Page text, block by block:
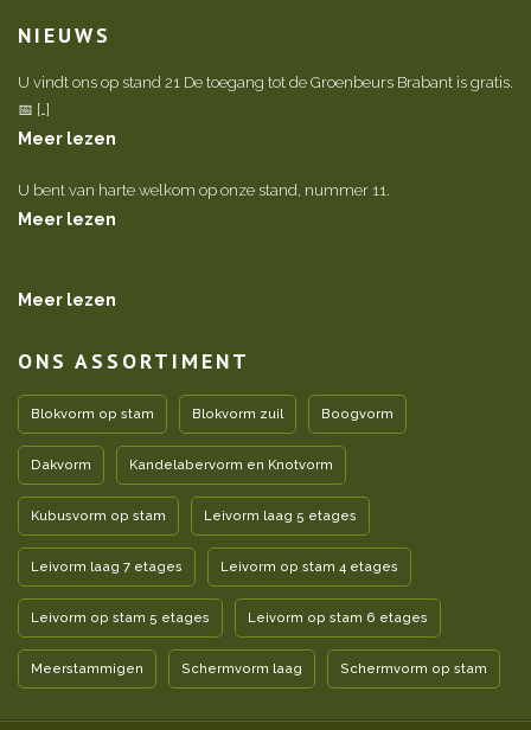
NIEUWS
U vindt ons op stand 21 De toegang tot de Groenbeurs Brabant is gratis.
📅 […]
Meer lezen
U bent van harte welkom op onze stand, nummer 11.
Meer lezen
Meer lezen
ONS ASSORTIMENT
Blokvorm op stam Blokvorm zuil Boogvorm
Dakvorm Kandelabervorm en Knotvorm
Kubusvorm op stam Leivorm laag 5 etages
Leivorm laag 7 etages Leivorm op stam 4 etages
Leivorm op stam 5 etages Leivorm op stam 6 etages
Meerstammigen Schermvorm laag Schermvorm op stam